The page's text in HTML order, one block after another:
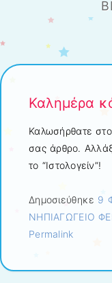
Μετάβαση στο
Καλημέρα
Καλωσήρθατε στο
σας άρθρο.
το “Ιστολογείν”!
Δημοσιεύθηκε 9
ΝΗΠΙΑΓΩΓΕΙΟ
Permalink